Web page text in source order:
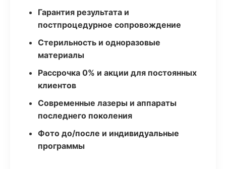
Гарантия результата и
постпроцедурное сопровождение
Стерильность и одноразовые
материалы
Рассрочка 0% и акции для постоянных
клиентов
Современные лазеры и аппараты
последнего поколения
Фото до/после и индивидуальные
программы